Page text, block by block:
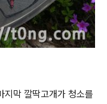
막 깔딱고개가 청소를